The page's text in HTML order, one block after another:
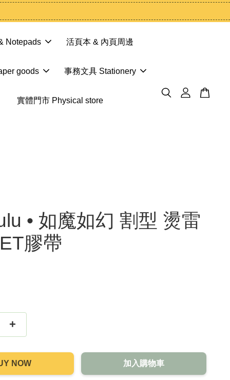
Notepads 活頁本 & 內頁周邊
goods 事務文具 Stationery
實體門市 Physical store
• 如魔如幻 割型 燙雷
膠帶
+
NOW 加入購物車